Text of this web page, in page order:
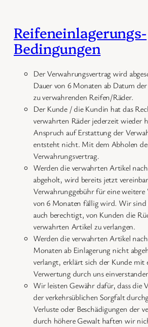
Reifeneinlagerungs-
Bedingungen
Der Verwahrungsvertrag wird
Dauer von 6 Monaten ab Datum
zu verwahrenden Reifen/Räder.
Der Kunde / die Kundin hat das
verwahrten Räder jederzeit wieder
Anspruch auf Erstattung der
entsteht nicht. Mit dem Abholen
Verwahrungsvertrag.
Werden die verwahrten Artikel
abgeholt, wird bereits jetzt
Verwahrunggebühr für eine weitere
von 6 Monaten fällig wird. Wir sind
auch berechtigt, von Kunden die
verwahrten Artikel zu verlangen.
Werden die verwahrten Artikel
Monaten ab Einlagerung nicht
verlangt, erklärt sich der Kunde mit
Verwertung durch uns
Wir leisten Gewähr dafür, dass die
der verkehrsüblichen Sorgfalt
Verluste oder Beschädigungen der
durch höhere Gewalt haften wir